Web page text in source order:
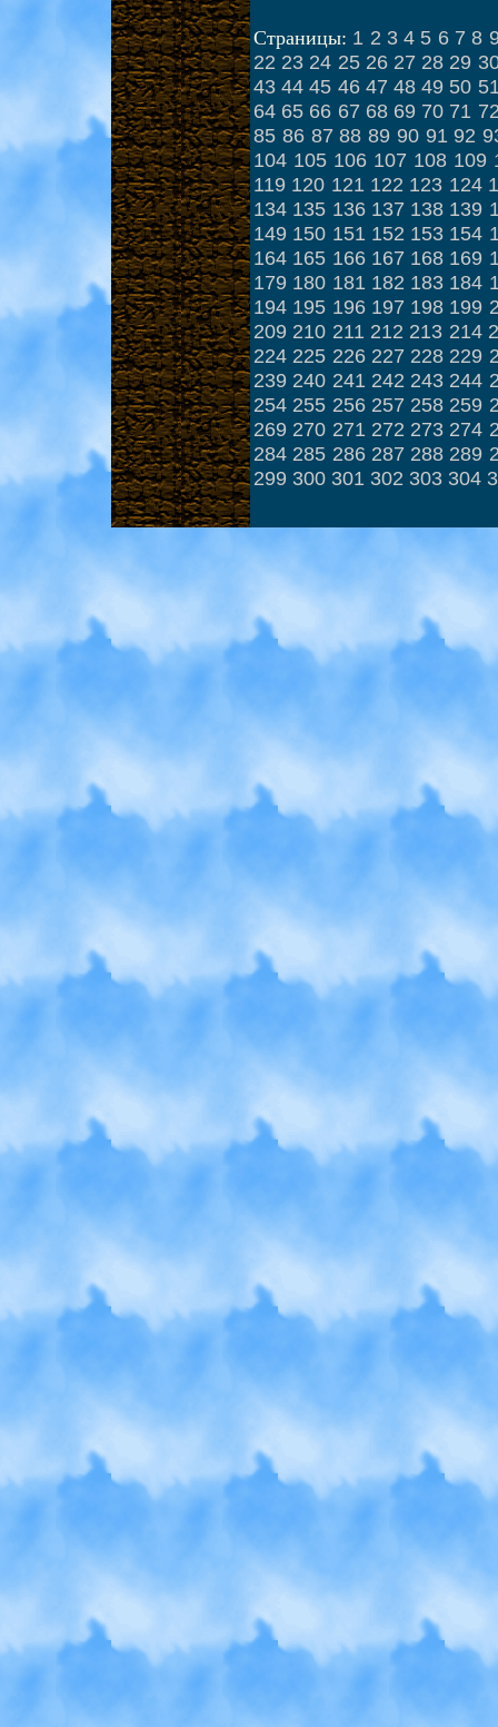
Страницы: 1 2 3 4 5 6 7 8
22 23 24 25 26 27 28 29
43 44 45 46 47 48 49 50
64 65 66 67 68 69 70 71
85 86 87 88 89 90 91 92
104 105 106 107 108 109
119 120 121 122 123 124
134 135 136 137 138 139
149 150 151 152 153 154
164 165 166 167 168 169
179 180 181 182 183 184
194 195 196 197 198 199
209 210 211 212 213 214
224 225 226 227 228 229
239 240 241 242 243 244
254 255 256 257 258 259
269 270 271 272 273 274
284 285 286 287 288 289
299 300 301 302 303 304